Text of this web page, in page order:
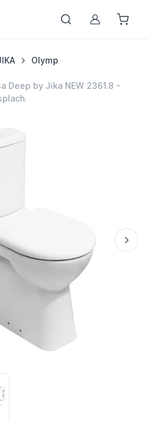
Můj účet
Olymp
Deep by Jika NEW 2361.8 -